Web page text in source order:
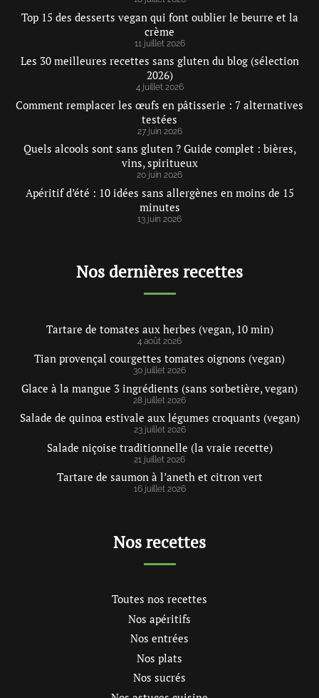
Top 15 des desserts vegan qui font oublier le beurre et la
crème
11 juillet 2026
Les 30 meilleures recettes sans gluten du blog (sélection
2026)
4 juillet 2026
Comment remplacer les œufs en pâtisserie : 7 alternatives
testées
27 juin 2026
Quels alcools sont sans gluten ? Guide complet : bières,
vins, spiritueux
20 juin 2026
Apéritif d’été : 10 idées sans allergènes en moins de 15
minutes
13 juin 2026
Nos dernières recettes
Tartare de tomates aux herbes (vegan, 10 min)
4 août 2026
Tian provençal courgettes tomates oignons (vegan)
30 juillet 2026
Glace à la mangue 3 ingrédients (sans sorbetière, vegan)
28 juillet 2026
Salade de quinoa estivale aux légumes croquants (vegan)
23 juillet 2026
Salade niçoise traditionnelle (la vraie recette)
21 juillet 2026
Tartare de saumon à l’aneth et citron vert
16 juillet 2026
Nos recettes
Toutes nos recettes
Nos apéritifs
Nos entrées
Nos plats
Nos sucrés